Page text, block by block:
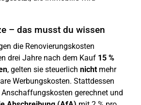
– das musst du wissen
die Renovierungskosten
drei Jahre nach dem Kauf 15 %
, gelten sie steuerlich nichtmehr
Werbungskosten. Stattdessen
gerechnet und